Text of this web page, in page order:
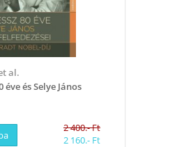
al.
éve és Selye János
2 400.- Ft
2 160.- Ft